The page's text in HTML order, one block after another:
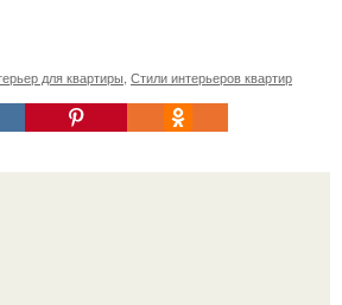
для квартиры Стили интерьеров квартир